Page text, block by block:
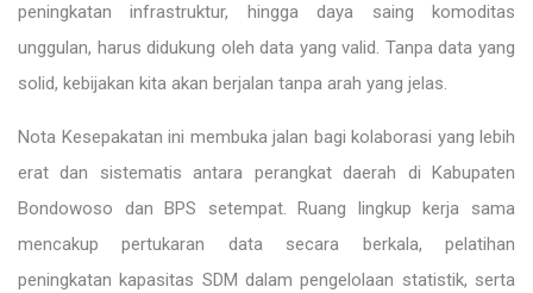
peningkatan infrastruktur, hingga daya saing komoditas
unggulan, harus didukung oleh data yang valid. Tanpa data yang
solid, kebijakan kita akan berjalan tanpa arah yang jelas.
Nota Kesepakatan ini membuka jalan bagi kolaborasi yang lebih
erat dan sistematis antara perangkat daerah di Kabupaten
Bondowoso dan BPS setempat. Ruang lingkup kerja sama
mencakup pertukaran data secara berkala, pelatihan
peningkatan kapasitas SDM dalam pengelolaan statistik, serta